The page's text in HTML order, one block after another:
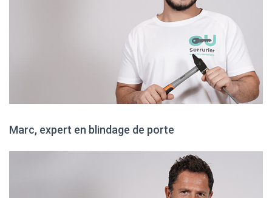
Marc, expert en blindage de porte